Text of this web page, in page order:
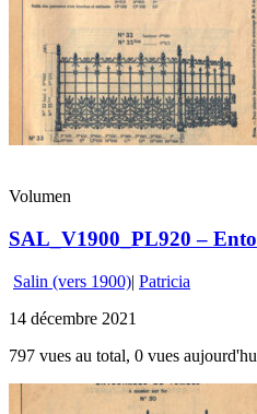
Volumen
SAL_V1900_PL920 –
Salin (vers 1900)| Patricia
14 décembre 2021
797 vues au total, 0 vues